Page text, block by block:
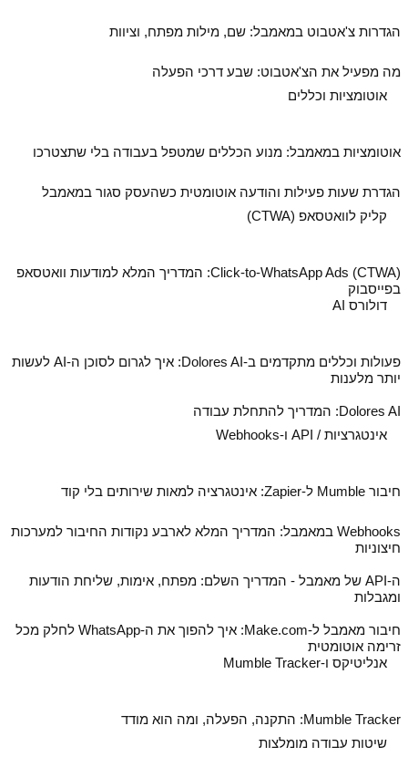
הגדרות צ'אטבוט במאמבל: שם, מילות מפתח, וציוות
מה מפעיל את הצ'אטבוט: שבע דרכי הפעלה
אוטומציות וכללים
אוטומציות במאמבל: מנוע הכללים שמטפל בעבודה בלי שתצטרכו
הגדרת שעות פעילות והודעה אוטומטית כשהעסק סגור במאמבל
קליק לוואטסאפ (CTWA)
Click-to-WhatsApp Ads (CTWA): המדריך המלא למודעות וואטסאפ
בפייסבוק
דולורס AI
פעולות וכללים מתקדמים ב‑Dolores AI: איך לגרום לסוכן ה‑AI לעשות
יותר מלענות
Dolores AI: המדריך להתחלת עבודה
אינטגרציות / API ו-Webhooks
חיבור Mumble ל‑Zapier: אינטגרציה למאות שירותים בלי קוד
Webhooks במאמבל: המדריך המלא לארבע נקודות החיבור למערכות
חיצוניות
ה‑API של מאמבל - המדריך השלם: מפתח, אימות, שליחת הודעות
ומגבלות
חיבור מאמבל ל‑Make.com: איך להפוך את ה‑WhatsApp לחלק מכל
זרימה אוטומטית
אנליטיקס ו-Mumble Tracker
Mumble Tracker: התקנה, הפעלה, ומה הוא מודד
שיטות עבודה מומלצות